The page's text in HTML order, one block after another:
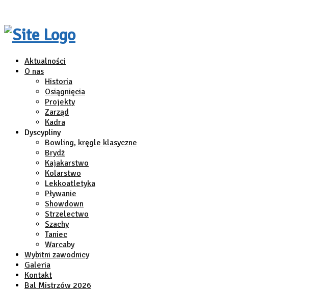
Aktualności
O nas
Historia
Osiągnięcia
Projekty
Zarząd
Kadra
Dyscypliny
Bowling, kręgle klasyczne
Brydż
Kajakarstwo
Kolarstwo
Lekkoatletyka
Pływanie
Showdown
Strzelectwo
Szachy
Taniec
Warcaby
Wybitni zawodnicy
Galeria
Kontakt
Bal Mistrzów 2026